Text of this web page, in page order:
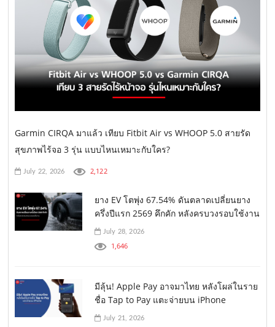
Garmin CIRQA มาแล้ว เทียบ Fitbit Air vs WHOOP 5.0 สายรัด
สุขภาพไร้จอ 3 รุ่น แบบไหนเหมาะกับใคร?
July 22, 2026 2,122
ยาง EV โตพุ่ง 67.54% ดันตลาดเปลี่ยนยาง
ครึ่งปีแรก 2569 คึกคัก หลังครบวงรอบใช้งาน
July 28, 2026
1,646
มีลุ้น! Apple Pay อาจมาไทย หลังโผล่ในราย
ชื่อ Tap to Pay แตะจ่ายบน iPhone
July 21, 2026